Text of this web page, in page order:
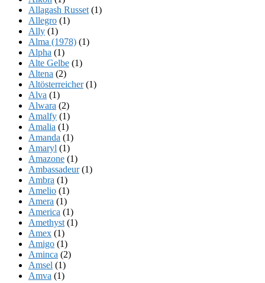
Allagash Russet (1)
Allegro (1)
Ally (1)
Alma (1978) (1)
Alpha (1)
Alte Gelbe (1)
Altena (2)
Altösterreicher(1)
Alva (1)
Alwara (2)
Amalfy (1)
Amalia (1)
Amanda (1)
Amaryl (1)
Amazone (1)
Ambassadeur(1)
Ambra (1)
Amelio (1)
Amera (1)
America (1)
Amethyst (1)
Amex (1)
Amigo (1)
Aminca (2)
Amsel (1)
Amva (1)